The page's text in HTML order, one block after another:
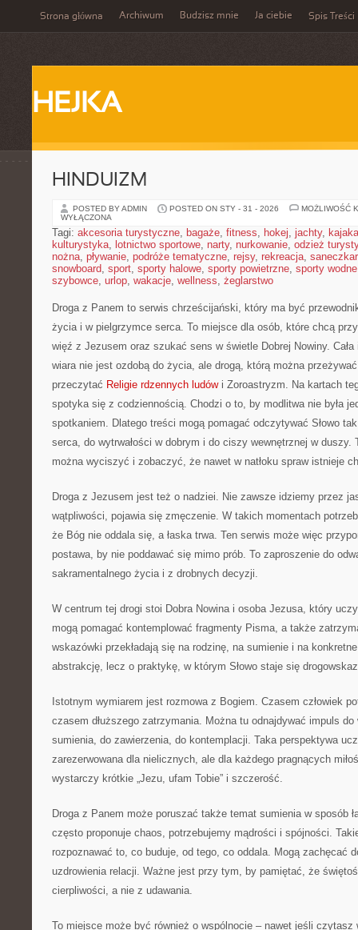
Strona główna Archiwum Budzisz mnie Ja ciebie Spis Treści
HEJKA
HINDUIZM
POSTED BY ADMIN POSTED ON STY - 31 - 2026
MOŻLIWOŚĆ
WYŁĄCZONA
Tagi: akcesoria turystyczne, bagaże, fitness, hokej, jachty,
kulturystyka, lotnictwo sportowe, narty, nurkowanie, odzież
nożna, pływanie, podróże tematyczne, rejsy, rekreacja,
snowboard, sport, sporty halowe, sporty powietrzne, sporty wodne
szybowce, urlop, wakacje, wellness, żeglarstwo
Droga z Panem to serwis chrześcijański, który ma być
życia i w pielgrzymce serca. To miejsce dla osób, które chcą
więź z Jezusem oraz szukać sens w świetle Dobrej Nowiny.
wiara nie jest ozdobą do życia, ale drogą, którą można
przeczytać Religie rdzennych ludówi Zoroastryzm. Na kartach
spotyka się z codziennością. Chodzi o to, by modlitwa nie była
spotkaniem. Dlatego treści mogą pomagać odczytywać Słowo
serca, do wytrwałości w dobrym i do ciszy wewnętrznej w duszy.
można wyciszyć i zobaczyć, że nawet w natłoku spraw istnieje
Droga z Jezusem jest też o nadziei. Nie zawsze idziemy przez
wątpliwości, pojawia się zmęczenie. W takich momentach
że Bóg nie oddala się, a łaska trwa. Ten serwis może więc
postawa, by nie poddawać się mimo prób. To zaproszenie do
sakramentalnego życia i z drobnych decyzji.
W centrum tej drogi stoi Dobra Nowina i osoba Jezusa, który
mogą pomagać kontemplować fragmenty Pisma, a także
wskazówki przekładają się na rodzinę, na sumienie i na
abstrakcję, lecz o praktykę, w którym Słowo staje się
Istotnym wymiarem jest rozmowa z Bogiem. Czasem człowiek
czasem dłuższego zatrzymania. Można tu odnajdywać impuls do
sumienia, do zawierzenia, do kontemplacji. Taka perspektywa
zarezerwowana dla nielicznych, ale dla każdego pragnących
wystarczy krótkie „Jezu, ufam Tobie” i szczerość.
Droga z Panem może poruszać także temat sumienia w sposób
często proponuje chaos, potrzebujemy mądrości i spójności.
rozpoznawać to, co buduje, od tego, co oddala. Mogą zachęcać
uzdrowienia relacji. Ważne jest przy tym, by pamiętać, że
cierpliwości, a nie z udawania.
To miejsce może być również o wspólnocie – nawet jeśli czytasz